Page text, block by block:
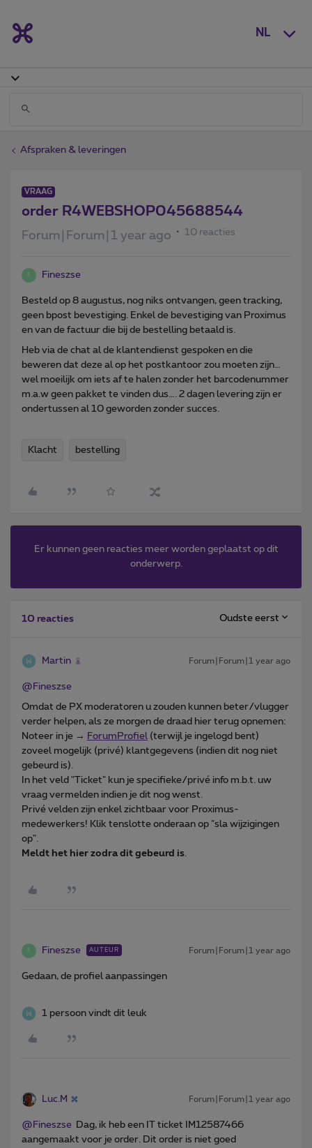
NL
Afspraken & leveringen
VRAAG
order R4WEBSHOP045688544
Forum|Forum|1 year ago 10 reacties
F Fineszse
Besteld op 8 augustus, nog niks ontvangen, geen tracking,
geen bpost bevestiging. Enkel de bevestiging van Proximus
en van de factuur die bij de bestelling betaald is.
Heb via de chat al de klantendienst gespoken en die
beweren dat deze al op het postkantoor zou moeten zijn…
wel moeilijk om iets af te halen zonder het barcodenummer
m.a.w geen pakket te vinden dus…. 2 dagen levering zijn er
ondertussen al 10 geworden zonder succes.
Klacht bestelling
Er kunnen geen reacties meer worden geplaatst op dit
onderwerp.
10 reacties Oudste eerst
Martin Forum|Forum|1 year ago
@Fineszse
Omdat de PX moderatoren u zouden kunnen beter/vlugger
verder helpen, als ze morgen de draad hier terug opnemen:
Noteer in je → ForumProfiel (terwijl je ingelogd bent)
zoveel mogelijk (privé) klantgegevens (indien dit nog niet
gebeurd is).
In het veld "Ticket" kun je specifieke/privé info m.b.t. uw
vraag vermelden indien je dit nog wenst.
Privé velden zijn enkel zichtbaar voor Proximus-
medewerkers! Klik tenslotte onderaan op "sla wijzigingen
op".
Meldt het hier zodra dit gebeurd is
F Fineszse AUTEUR Forum|Forum|1 year ago
Gedaan, de profiel aanpassingen
1 persoon vindt dit leuk
Luc.M Forum|Forum|1 year ago
@Fineszse Dag, ik heb een IT ticket IM12587466
aangemaakt voor je order. Dit order is niet goed